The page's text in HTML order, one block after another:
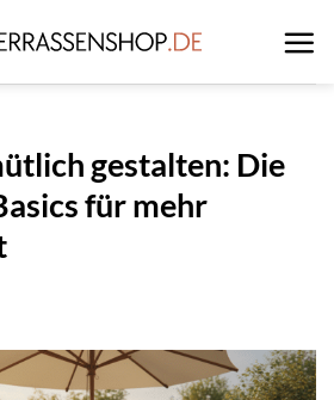
gestalten: Die
für mehr